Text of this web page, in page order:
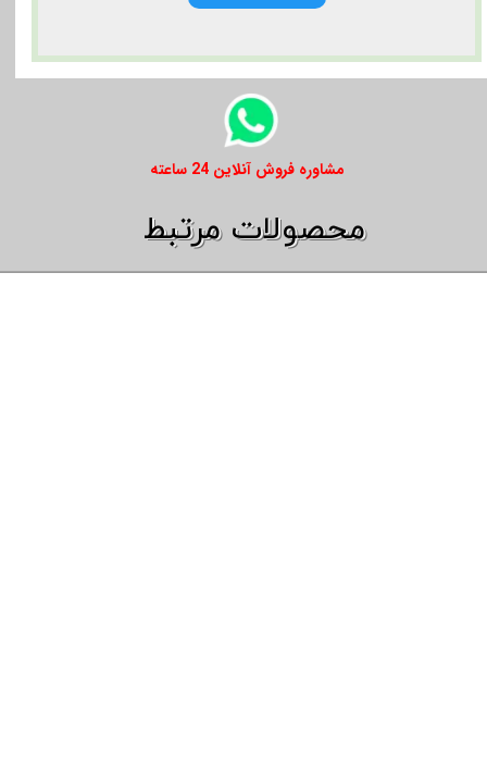
​​مشاوره فروش آنلاین 24 ساعته
​​محصولات مرتبط